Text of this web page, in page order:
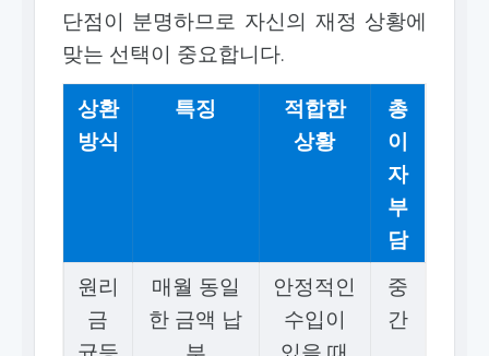
단점이 분명하므로 자신의 재정 상황에
맞는 선택이 중요합니다.
상환
방식
특징
적합한
상황
총
이
자
부
담
원리
금
매월 동일
한 금액 납
안정적인
수입이
중
간